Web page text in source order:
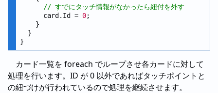
// すでにタッチ情報がなかったら紐付を外す
      card.Id =
0;
    }
  }
カード一覧を foreach でループさせ各カードに対して
処理を行います。ID が 0 以外であればタッチポイントと
の紐づけが行われているので処理を継続させます。